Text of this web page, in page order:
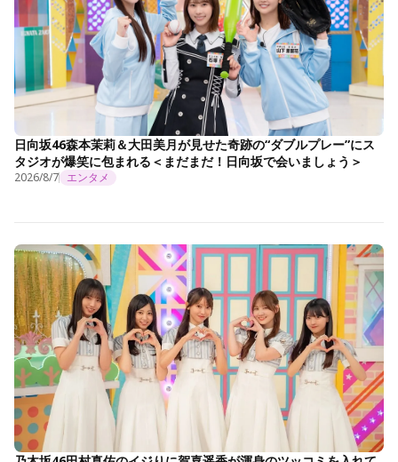
日向坂46森本茉莉＆大田美月が見せた奇跡の“ダブルプレー”にス
タジオが爆笑に包まれる＜まだまだ！日向坂で会いましょう＞
2026/8/7 エンタメ